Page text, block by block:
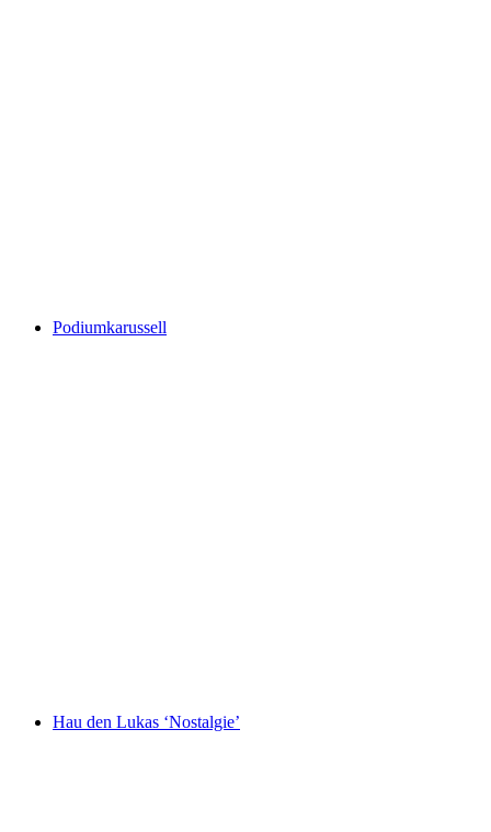
Podiumkarussell
Hau den Lukas ‘Nostalgie’